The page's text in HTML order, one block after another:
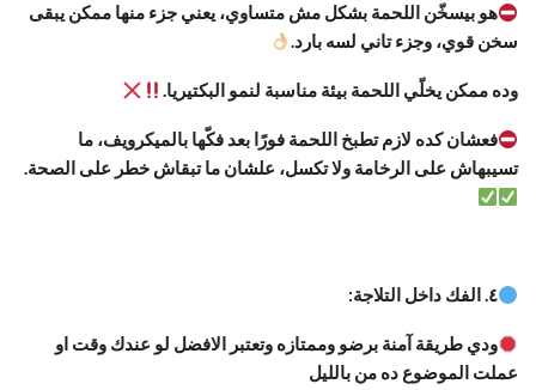
هو بيسخّن اللحمة بشكل مش متساوي، يعني جزء منها ممكن يبقى
سخن قوي، وجزء تاني لسه بارد.
وده ممكن يخلّي اللحمة بيئة مناسبة لنمو البكتيريا.
فعشان كده لازم تطبخ اللحمة فورًا بعد فكّها بالميكرويف، ما
تسيبهاش على الرخامة ولا تكسل، علشان ما تبقاش خطر على الصحة.
٤. الفك داخل التلاجة:
ودي طريقة آمنة برضو وممتازه وتعتبر الافضل لو عندك وقت او
عملت الموضوع ده من بالليل